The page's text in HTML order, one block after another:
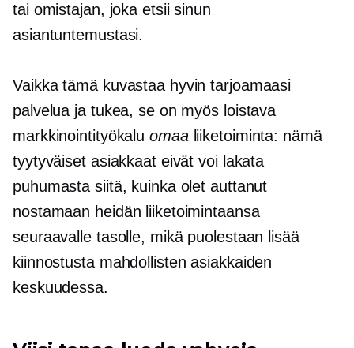
tai omistajan, joka etsii sinun
asiantuntemustasi.
Vaikka tämä kuvastaa hyvin tarjoamaasi
palvelua ja tukea, se on myös loistava
markkinointityökalu omaaliiketoiminta: nämä
tyytyväiset asiakkaat eivät voi lakata
puhumasta siitä, kuinka olet auttanut
nostamaan heidän liiketoimintaansa
seuraavalle tasolle, mikä puolestaan ​​lisää
kiinnostusta mahdollisten asiakkaiden
keskuudessa.